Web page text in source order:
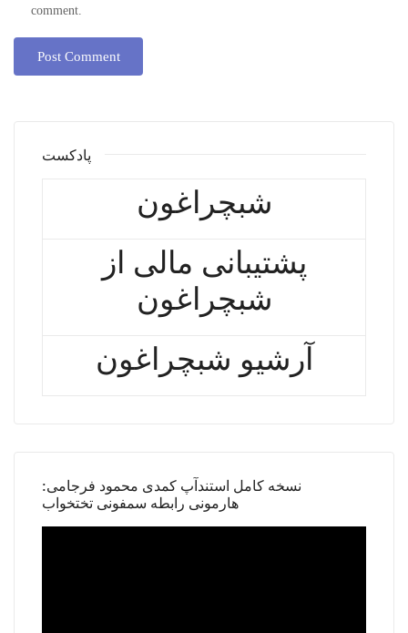
comment.
پادکست
شبچراغون
پشتیبانی مالی از
شبچراغون
آرشیو شبچراغون
نسخه کامل استندآپ کمدی محمود فرجامی:
هارمونی رابطه سمفونی تختخواب